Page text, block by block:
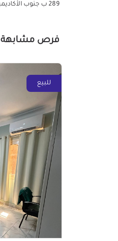
289 ب جنوب الأكاديمية التجمع الخامس ش ثروت عكاشة
فرص مشابهة
للبيع